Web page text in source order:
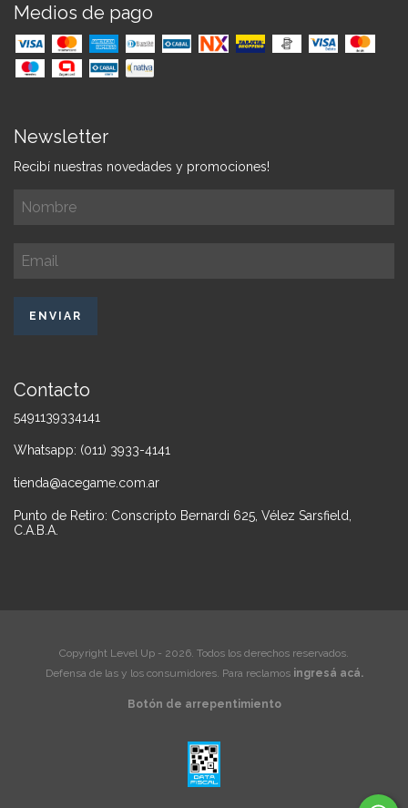
Medios de pago
Newsletter
Recibí nuestras novedades y promociones!
Contacto
5491139334141
Whatsapp: (011) 3933-4141
tienda@acegame.com.ar
Punto de Retiro: Conscripto Bernardi 625, Vélez Sarsfield,
C.A.B.A.
Copyright Level Up - 2026. Todos los derechos reservados.
Defensa de las y los consumidores. Para reclamos ingresá acá.
Botón de arrepentimiento